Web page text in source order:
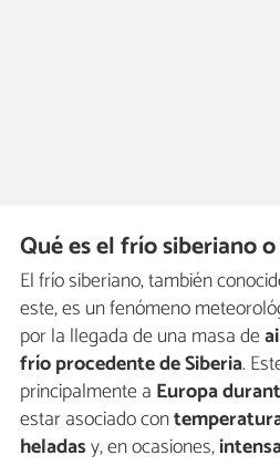
Qué es el frío siberiano
El frío siberiano, también
este, es un fenómeno
por la llegada de una masa de
frío procedente de Siberia.
principalmente a Europa
estar asociado con
heladasy, en ocasiones,